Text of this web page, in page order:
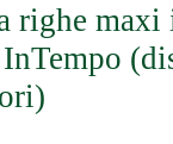
righe